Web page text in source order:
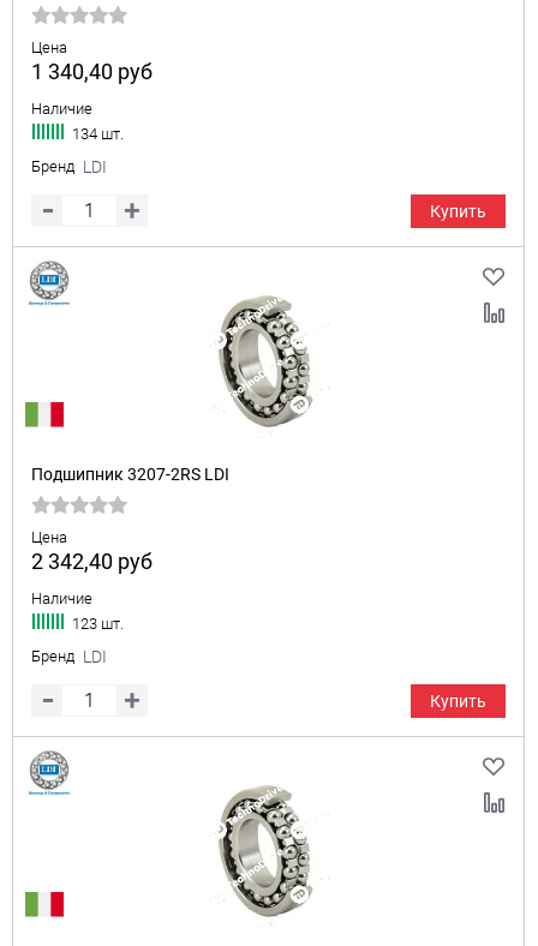
Цена
1 340,40 руб
Наличие
134 шт.
Бренд LDI
Купить
Подшипник 3207-2RS LDI
Цена
2 342,40 руб
Наличие
123 шт.
Бренд LDI
Купить